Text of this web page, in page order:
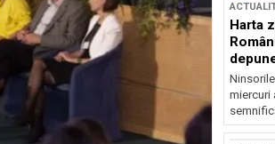
Harta
miercuri